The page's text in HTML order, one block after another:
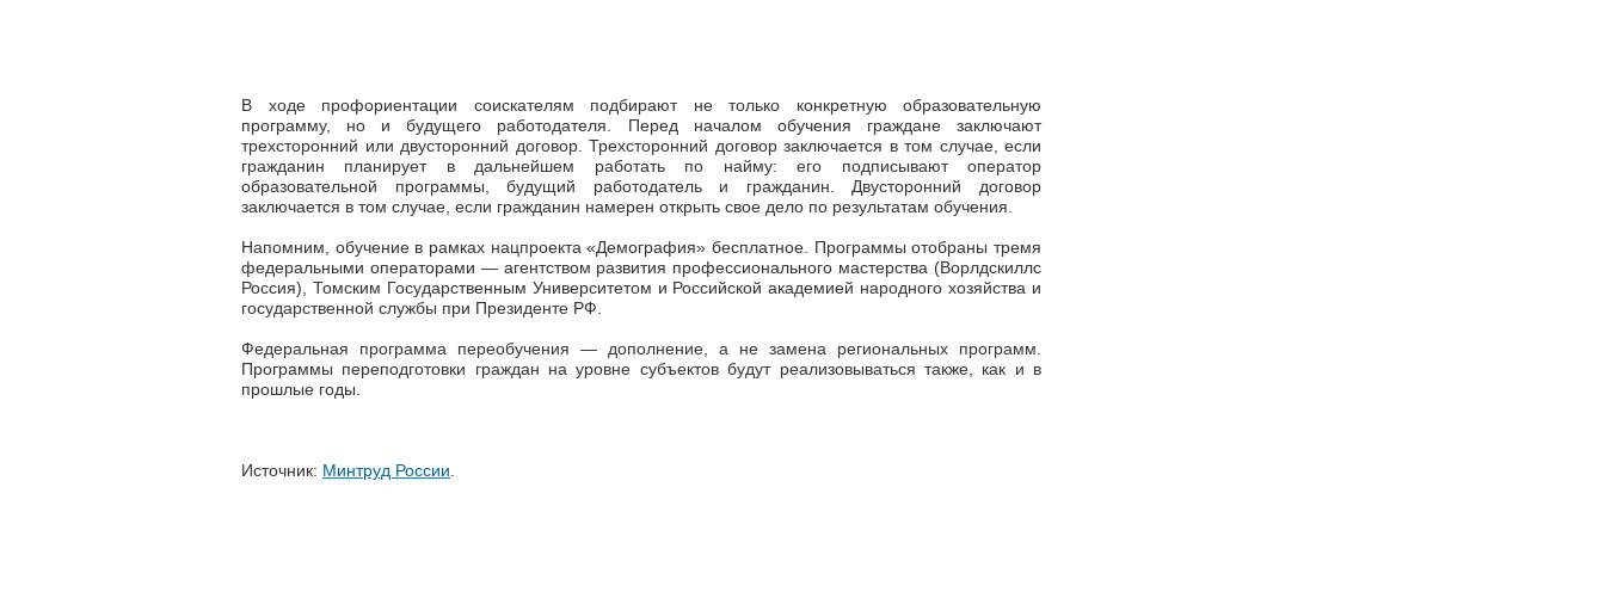
В ходе профориентации соискателям подбирают не только конкретную образовательную
программу, но и будущего работодателя. Перед началом обучения граждане заключают
трехсторонний или двусторонний договор. Трехсторонний договор заключается в том случае, если
гражданин планирует в дальнейшем работать по найму: его подписывают оператор
образовательной программы, будущий работодатель и гражданин. Двусторонний договор
заключается в том случае, если гражданин намерен открыть свое дело по результатам обучения.
Напомним, обучение в рамках нацпроекта «Демография» бесплатное. Программы отобраны тремя
федеральными операторами — агентством развития профессионального мастерства (Ворлдскиллс
Россия), Томским Государственным Университетом и Российской академией народного хозяйства и
государственной службы при Президенте РФ.
Федеральная программа переобучения — дополнение, а не замена региональных программ.
Программы переподготовки граждан на уровне субъектов будут реализовываться также, как и в
прошлые годы.
Источник: Минтруд России.